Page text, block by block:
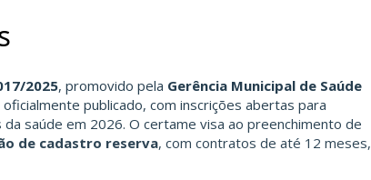
2025, promovido pela Gerência Municipal de Saúde
publicado, com inscrições abertas para
saúde em 2026. O certame visa ao preenchimento de
de cadastro reserva, com contratos de até 12 meses,